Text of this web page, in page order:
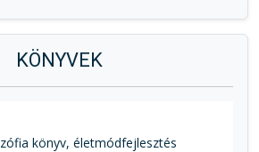
KÖNYVEK
könyv, életmódfejlesztés